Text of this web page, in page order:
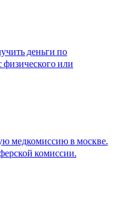
деньги по
или
медкомиссию в москве.
комиссии.